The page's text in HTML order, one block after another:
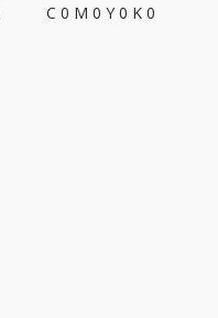
C 0 M 0 Y 0 K 0